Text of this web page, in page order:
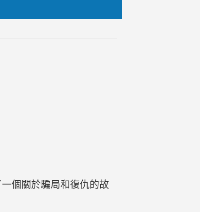
個關於騙局和復仇的故